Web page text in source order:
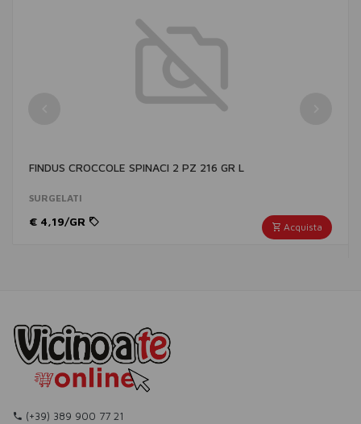
FINDUS CROCCOLE SPINACI 2 PZ 216 GR L
SURGELATI
Acquista
€ 4,19/GR
(+39) 389 900 77 21